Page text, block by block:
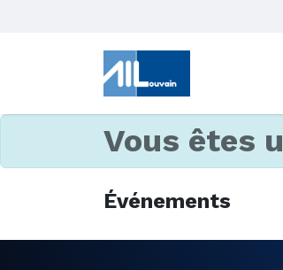
Vous êtes
Événements